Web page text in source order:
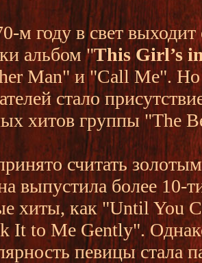
м году в свет
альбом "This Girl’s
Man" и "Call Me".
стало
хитов группы "The
считать
выпустила более 10-
хиты, как "Until You
It to Me Gently".
певицы стала